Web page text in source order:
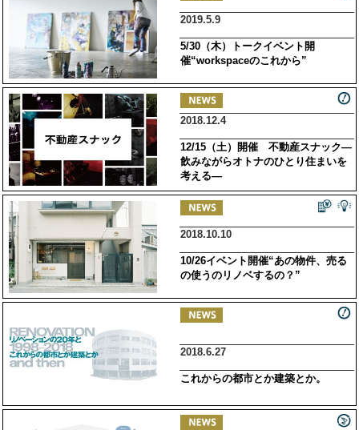
2019.5.9
5/30（木）トークイベント開
催“workspaceのこれから”
2018.12.4
12/15（土）開催 不動産スナック―
飲みながらオトナのひとり住まいを
考える―
2018.10.10
10/26イベント開催“あの物件、売る
の使うのリノベするの？”
2018.6.27
これからの都市とか建築とか。